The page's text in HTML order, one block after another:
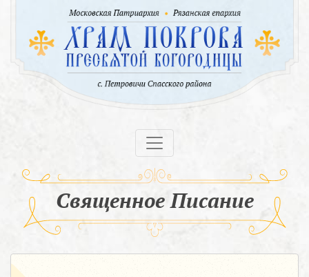
Священное Писание